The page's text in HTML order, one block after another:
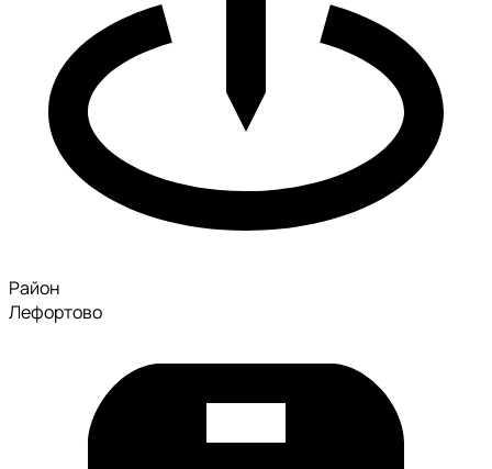
Район
Лефортово